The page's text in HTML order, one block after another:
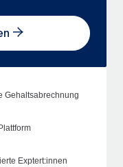
Gehaltsabrechnung
Exptert:innen